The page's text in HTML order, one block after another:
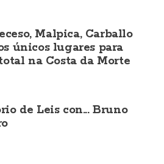
Malpica, Carballo
únicos lugares para
na Costa da Morte
de Leis con... Bruno